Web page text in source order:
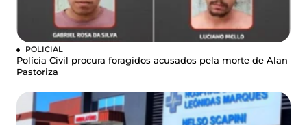
POLICIAL
Polícia Civil procura foragidos acusados pela morte de Alan
Pastoriza